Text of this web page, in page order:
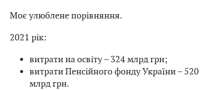
Моє улюблене порівняння.
2021 рік:
витрати на освіту – 324 млрд грн;
витрати Пенсійного фонду України – 520
млрд грн.